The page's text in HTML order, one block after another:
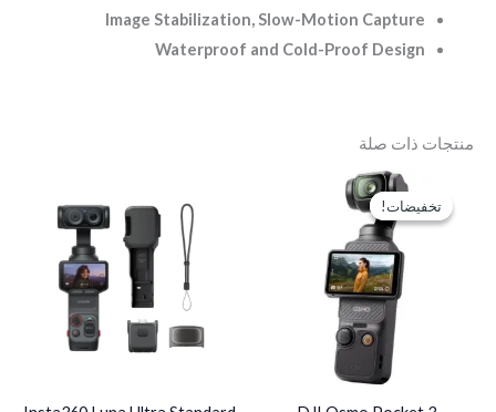
Image Stabilization, Slow-Motion Capture
Waterproof and Cold-Proof Design
منتجات ذات صلة
تخفيضات!
تخفيضات!
السعر
الأصلي
هو:
EGP24,000.